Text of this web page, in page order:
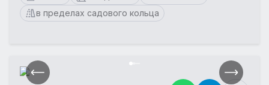
в пределах садового кольца